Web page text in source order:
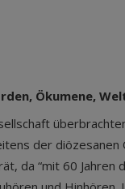
Ökumene,
der
da “mit 60